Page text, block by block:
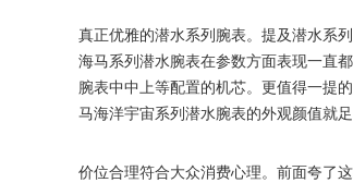
真正优雅的潜水系列腕表。提及潜水系
海马系列潜水腕表在参数方面表现一直
腕表中中上等配置的机芯。更值得一提
马海洋宇宙系列潜水腕表的外观颜值就
价位合理符合大众消费心理。前面夸了